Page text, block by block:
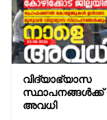
വിദ്യാഭ്യാസ
സ്ഥാപനങ്ങൾക്ക്
അവധി